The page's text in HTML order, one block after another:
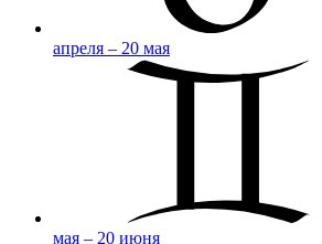
апреля – 20 мая
мая – 20 июня